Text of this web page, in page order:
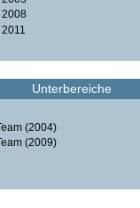
2008
Unterbereiche
(2004)
(2009)